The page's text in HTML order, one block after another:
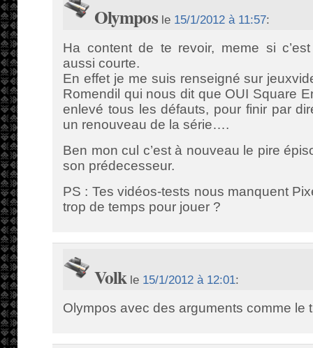
Olymposle 15/1/2012 à 11:57:
Ha content de te revoir, meme si
aussi courte.
En effet je me suis renseigné sur
Romendil qui nous dit que OUI Square
enlevé tous les défauts, pour finir par
un renouveau de la série….
Ben mon cul c’est à nouveau le pire
son prédecesseur.
PS : Tes vidéos-tests nous manquent
trop de temps pour jouer ?
Volkle 15/1/2012 à 12:01:
Olympos avec des arguments comme le